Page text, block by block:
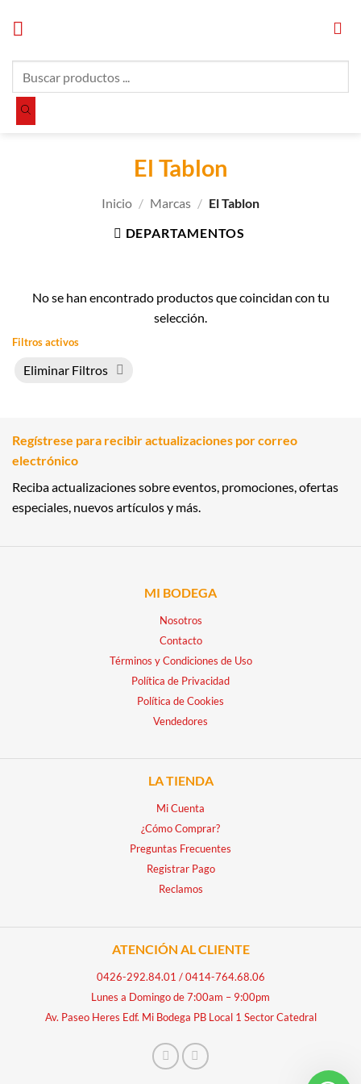
productos
El Tablon
Inicio / Marcas / El Tablon
DEPARTAMENTOS
No se han encontrado productos que coincidan con tu
selección.
Filtros activos
Eliminar Filtros
Regístrese para recibir actualizaciones por correo
electrónico
Reciba actualizaciones sobre eventos, promociones, ofertas
especiales, nuevos artículos y más.
MI BODEGA
Nosotros
Contacto
Términos y Condiciones de Uso
Política de Privacidad
Política de Cookies
Vendedores
LA TIENDA
Mi Cuenta
¿Cómo Comprar?
Preguntas Frecuentes
Registrar Pago
Reclamos
ATENCIÓN AL CLIENTE
0426-292.84.01 /0414-764.68.06
Lunes a Domingo de 7:00am – 9:00pm
Av. Paseo Heres Edf. Mi Bodega PB Local 1 Sector Catedral